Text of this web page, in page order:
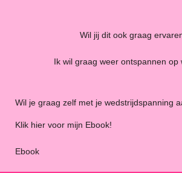
Wil jij dit ook graag
Ik wil graag weer ontspannen op
Wil je graag zelf met je wedstrijdspanning
Klik hier voor mijn Ebook!
Ebook